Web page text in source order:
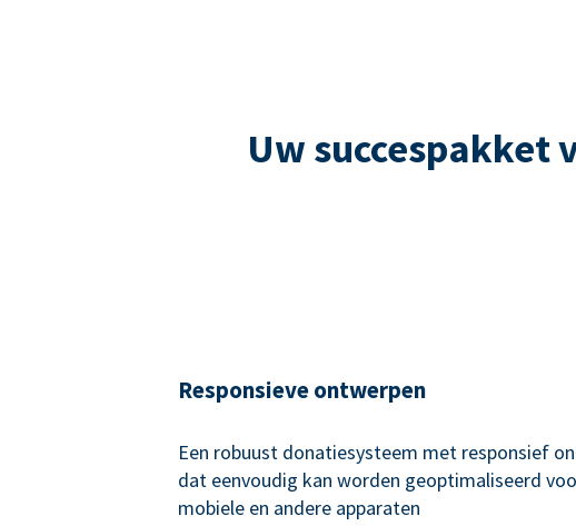
Uw succespakket
Responsieve ontwerpen
Een robuust donatiesysteem met responsief
dat eenvoudig kan worden geoptimaliseerd
mobiele en andere apparaten